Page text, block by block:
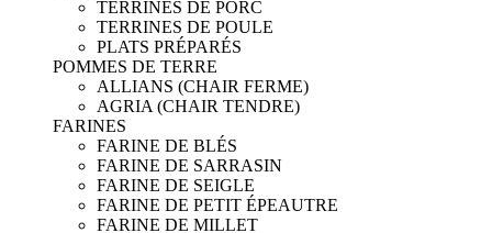
TERRINES DE PORC
TERRINES DE POULE
PLATS PRÉPARÉS
POMMES DE TERRE
ALLIANS (CHAIR FERME)
AGRIA (CHAIR TENDRE)
FARINES
FARINE DE BLÉS
FARINE DE SARRASIN
FARINE DE SEIGLE
FARINE DE PETIT ÉPEAUTRE
FARINE DE MILLET